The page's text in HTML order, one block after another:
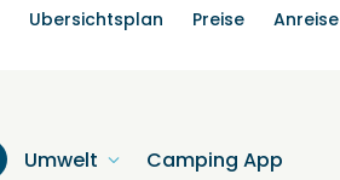
Ubersichtsplan Preise
Anreise
Umwelt Camping App